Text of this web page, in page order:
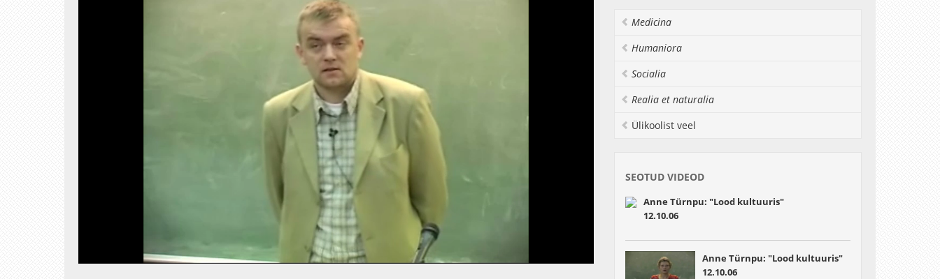
UnmuteLoaded:
1.22%
Medicina
Humaniora
Socialia
Realia et naturalia
Ülikoolist veel
SEOTUD VIDEOD
Anne Türnpu: "Lood kultuuris"
12.10.06
Anne Türnpu: "Lood kultuuris"
12.10.06